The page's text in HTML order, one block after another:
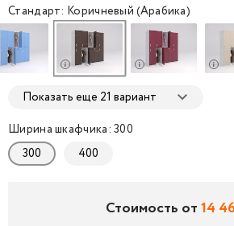
Стоимость от14
Стандарт: Коричневый (Арабика)
Показать еще 21 вариант
Ширина шкафчика: 300
300
400